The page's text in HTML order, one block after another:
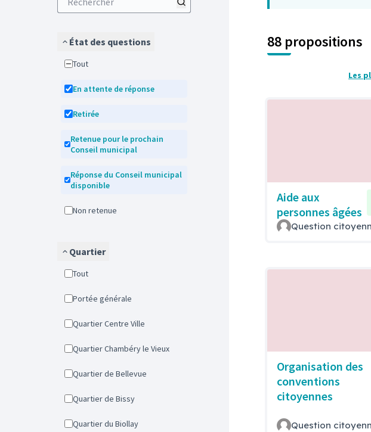
État des questions
Tout
En attente de réponse
Retirée
Retenue pour le prochain
Conseil municipal
Réponse du Conseil municipal
disponible
Non retenue
Quartier
Tout
Portée générale
Quartier Centre Ville
Quartier Chambéry le Vieux
Quartier de Bellevue
Quartier de Bissy
Quartier du Biollay
88 propositions
Les
Aide aux
personnes âgées
Question
Organisation des
conventions
citoyennes
Question